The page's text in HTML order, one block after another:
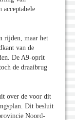
acceptabele
rijden, maar het
van de
De A9-oprit
de draaibrug
over de voor dit
Dit besluit
Noord-